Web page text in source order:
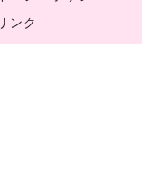
ンク